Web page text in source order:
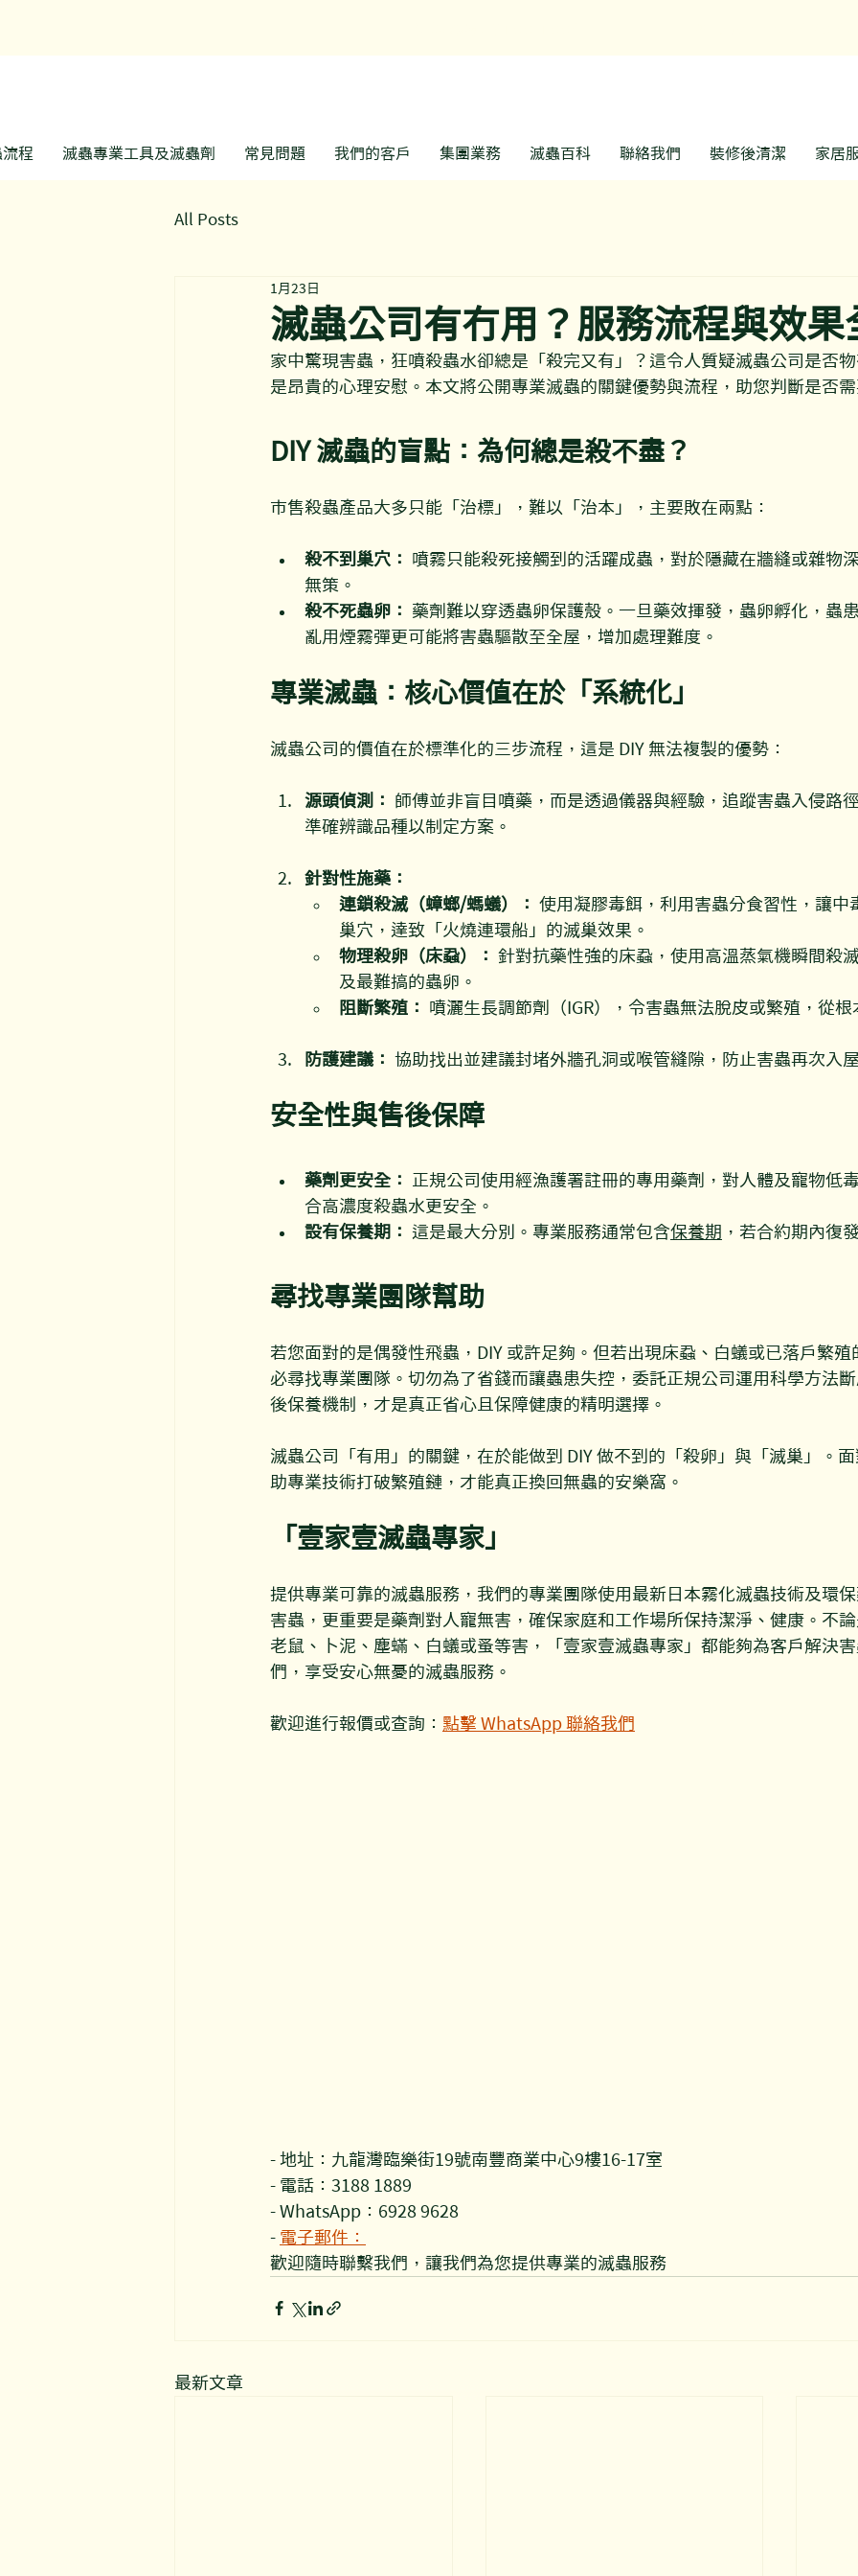
程 滅蟲專業工具及滅蟲劑 常見問題 我們的客戶 集團業務 滅蟲百科 聯絡我們 裝修後清潔 家居
All Posts
滅蟲公司有冇用？服務流程與效果
1月23日
家中驚現害蟲，狂噴殺蟲水卻總是「殺完又有」？這令人質疑滅蟲公司是否
是昂貴的心理安慰。本文將公開專業滅蟲的關鍵優勢與流程，助您判斷是否
DIY 滅蟲的盲點：為何總是殺不盡？
市售殺蟲產品大多只能「治標」，難以「治本」，主要敗在兩點：
殺不到巢穴：
噴霧只能殺死接觸到的活躍成蟲，對於隱藏在牆縫或雜物
無策。
殺不死蟲卵：
藥劑難以穿透蟲卵保護殼。一旦藥效揮發，蟲卵孵化，蟲
亂用煙霧彈更可能將害蟲驅散至全屋，增加處理難度。
專業滅蟲：核心價值在於「系統化」
滅蟲公司的價值在於標準化的三步流程，這是 DIY 無法複製的優勢：
源頭偵測：
師傅並非盲目噴藥，而是透過儀器與經驗，追蹤害蟲入侵路
準確辨識品種以制定方案。
針對性施藥：
連鎖殺滅（蟑螂/螞蟻）：
使用凝膠毒餌，利用害蟲分食習性，讓中
巢穴，達致「火燒連環船」的滅巢效果。
物理殺卵（床蝨）：
針對抗藥性強的床蝨，使用高溫蒸氣機瞬間殺
及最難搞的蟲卵。
阻斷繁殖：
噴灑生長調節劑（IGR），令害蟲無法脫皮或繁殖，從根
防護建議： 協助找出並建議封堵外牆孔洞或喉管縫隙，防止害蟲再次入
安全性與售後保障
藥劑更安全：
正規公司使用經漁護署註冊的專用藥劑，對人體及寵物低
合高濃度殺蟲水更安全。
設有保養期：
這是最大分別。專業服務通常包含保養期 ，若合約期內復
尋找專業團隊幫助
若您面對的是偶發性飛蟲，DIY 或許足夠。但若出現床蝨、白蟻或已落戶繁殖
必尋找專業團隊。切勿為了省錢而讓蟲患失控，委託正規公司運用科學方法
後保養機制，才是真正省心且保障健康的精明選擇。
滅蟲公司「有用」的關鍵，在於能做到 DIY 做不到的「殺卵」與「滅巢」。
助專業技術打破繁殖鏈，才能真正換回無蟲的安樂窩。
「壹家壹滅蟲專家」
提供專業可靠的滅蟲服務，我們的專業團隊使用最新日本霧化滅蟲技術及環
害蟲，更重要是藥劑對人寵無害，確保家庭和工作場所保持潔淨、健康。不
老鼠、卜泥、塵蟎、白蟻或蚤等害，「壹家壹滅蟲專家」都能夠為客戶解決
們，享受安心無憂的滅蟲服務。
歡迎進行報價或查詢： 點擊 WhatsApp 聯絡我們
- 地址：九龍灣臨樂街19號南豐商業中心9樓16-17室
- 電話：3188 1889
- WhatsApp：6928 9628
- 電子郵件：
歡迎隨時聯繫我們，讓我們為您提供專業的滅蟲服務
最新文章